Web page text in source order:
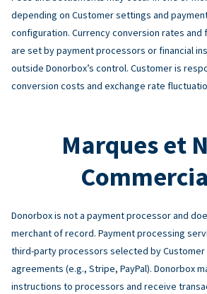
depending on Customer settings and
configuration. Currency conversion rates and
are set by payment processors or financial
outside Donorbox’s control. Customer is
conversion costs and exchange rate
Marques et
Donorbox is not a payment processor and
merchant of record. Payment processing
third-party processors selected by Customer
agreements (e.g., Stripe, PayPal). Donorbox
instructions to processors and receive